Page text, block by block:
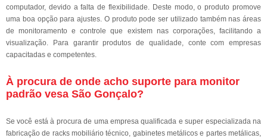
computador, devido a falta de flexibilidade. Deste modo, o produto promove
uma boa opção para ajustes. O produto pode ser utilizado também nas áreas
de monitoramento e controle que existem nas corporações, facilitando a
visualização. Para garantir produtos de qualidade, conte com empresas
capacitadas e competentes.
À procura de onde acho suporte para monitor
padrão vesa São Gonçalo?
Se você está à procura de uma empresa qualificada e super especializada na
fabricação de racks mobiliário técnico, gabinetes metálicos e partes metálicas,